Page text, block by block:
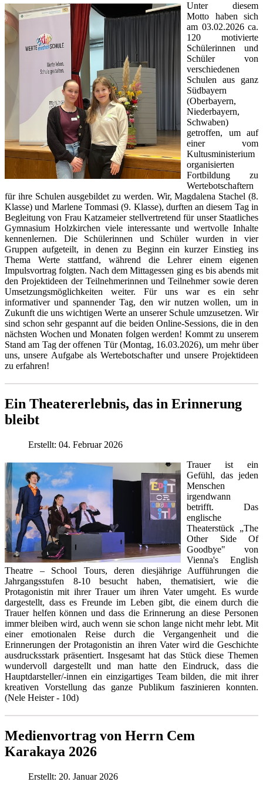
Unter diesem
Motto haben sich
am 03.02.2026 ca.
120 motivierte
Schülerinnen und
Schüler von
verschiedenen
Schulen aus ganz
Südbayern
(Oberbayern,
Niederbayern,
Schwaben)
getroffen, um auf
einer vom
Kultusministerium
organisierten
Fortbildung zu
Wertebotschaftern
für ihre Schulen ausgebildet zu werden. Wir, Magdalena Stachel (8.
Klasse) und Marlene Tommasi (9. Klasse), durften an diesem Tag in
Begleitung von Frau Katzameier stellvertretend für unser Staatliches
Gymnasium Holzkirchen viele interessante und wertvolle Inhalte
kennenlernen. Die Schülerinnen und Schüler wurden in vier
Gruppen aufgeteilt, in denen zu Beginn ein kurzer Einstieg ins
Thema Werte stattfand, während die Lehrer einem eigenen
Impulsvortrag folgten. Nach dem Mittagessen ging es bis abends mit
den Projektideen der Teilnehmerinnen und Teilnehmer sowie deren
Umsetzungsmöglichkeiten weiter. Für uns war es ein sehr
informativer und spannender Tag, den wir nutzen wollen, um in
Zukunft die uns wichtigen Werte an unserer Schule umzusetzen. Wir
sind schon sehr gespannt auf die beiden Online-Sessions, die in den
nächsten Wochen und Monaten folgen werden! Kommt zu unserem
Stand am Tag der offenen Tür (Montag, 16.03.2026), um mehr über
uns, unsere Aufgabe als Wertebotschafter und unsere Projektideen
zu erfahren!
Ein Theatererlebnis, das in Erinnerung
bleibt
Erstellt: 04. Februar 2026
Trauer ist ein
Gefühl, das jeden
Menschen
irgendwann
betrifft. Das
englische
Theaterstück „The
Other Side Of
Goodbye" von
Vienna's English
Theatre – School Tours, deren diesjährige Aufführungen die
Jahrgangsstufen 8-10 besucht haben, thematisiert, wie die
Protagonistin mit ihrer Trauer um ihren Vater umgeht. Es wurde
dargestellt, dass es Freunde im Leben gibt, die einem durch die
Trauer helfen können und dass die Erinnerung an diese Personen
immer bleiben wird, auch wenn sie schon lange nicht mehr lebt. Mit
einer emotionalen Reise durch die Vergangenheit und die
Erinnerungen der Protagonistin an ihren Vater wird die Geschichte
ausdrucksstark präsentiert. Insgesamt hat das Stück diese Themen
wundervoll dargestellt und man hatte den Eindruck, dass die
Hauptdarsteller/-innen ein einzigartiges Team bilden, die mit ihrer
kreativen Vorstellung das ganze Publikum faszinieren konnten.
(Nele Heister - 10d)
Medienvortrag von Herrn Cem
Karakaya 2026
Erstellt: 20. Januar 2026